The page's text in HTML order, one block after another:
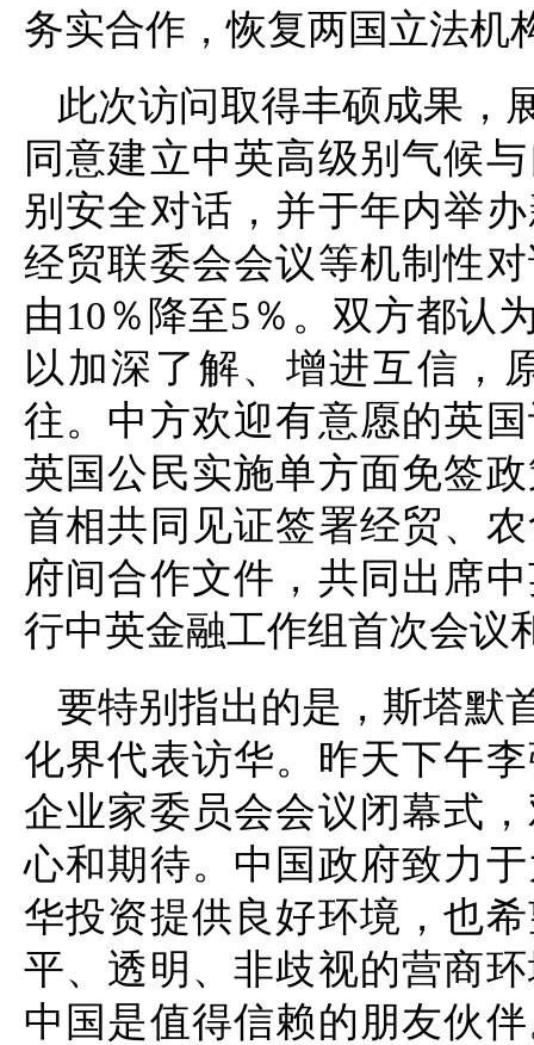
务实合作，恢复两国立法机
此次访问取得丰硕成果，
同意建立中英高级别气候
别安全对话，并于年内举
经贸联委会会议等机制性
由10％降至5％。双方都认
以加深了解、增进互信，
往。中方欢迎有意愿的英
英国公民实施单方面免签
首相共同见证签署经贸、
府间合作文件，共同出席
行中英金融工作组首次会议
要特别指出的是，斯塔默
化界代表访华。昨天下午
企业家委员会会议闭幕式
心和期待。中国政府致力
华投资提供良好环境，也
平、透明、非歧视的营商
中国是值得信赖的朋友伙